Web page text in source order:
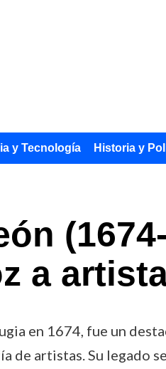
y Tecnología Historia y
a
en 1674, fue un
de artistas. Su legado